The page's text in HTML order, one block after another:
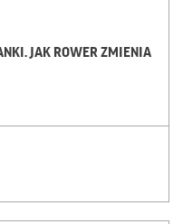
JAK ROWER ZMIENIA